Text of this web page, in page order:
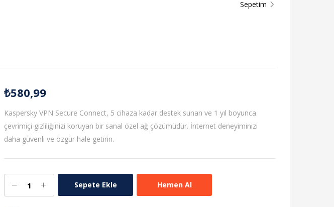
Sepetim
₺580,99
Kaspersky VPN Secure Connect, 5 cihaza kadar destek sunan ve 1 yıl boyunca
çevrimiçi gizliliğinizi koruyan bir sanal özel ağ çözümüdür. İnternet deneyiminizi
daha güvenli ve özgür hale getirin.
Sepete Ekle Hemen Al